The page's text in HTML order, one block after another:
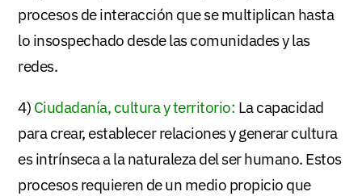
procesos de interacción que se multiplican hasta
lo insospechado desde las comunidades y las
redes.
4) Ciudadanía, cultura y territorio: La capacidad
para crear, establecer relaciones y generar cultura
es intrínseca a la naturaleza del ser humano. Estos
procesos requieren de un medio propicio que